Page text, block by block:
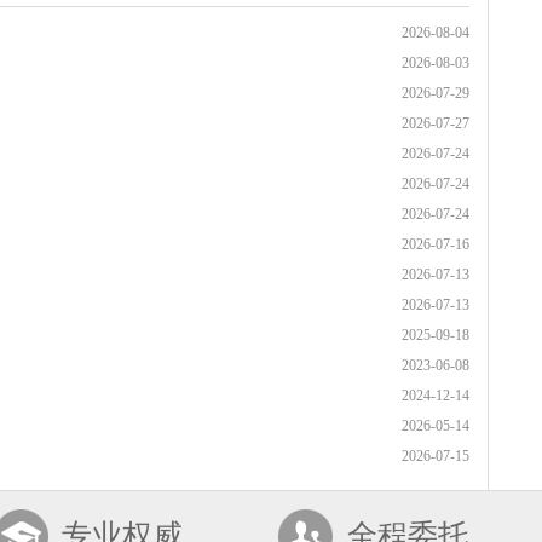
2026-08-04
2026-08-03
2026-07-29
2026-07-27
2026-07-24
2026-07-24
2026-07-24
2026-07-16
2026-07-13
2026-07-13
2025-09-18
2023-06-08
2024-12-14
2026-05-14
2026-07-15
专业权威 全程委托